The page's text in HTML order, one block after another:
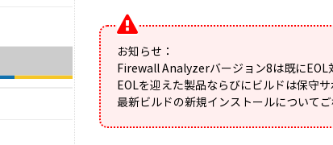
お知らせ：
Firewall Analyzerバージョン8は既にEOL
EOLを迎えた製品ならびにビルドは保守
最新ビルドの新規インストールについて